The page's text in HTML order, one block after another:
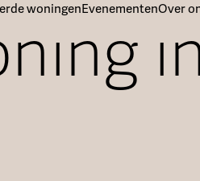
woningenEvenementenOver